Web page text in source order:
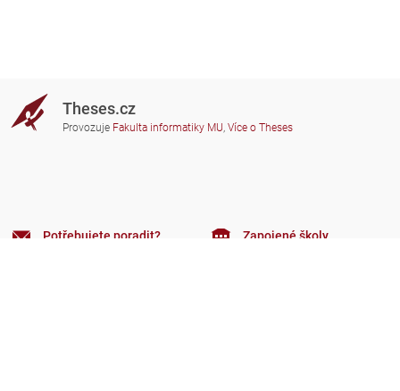
Theses.cz
Provozuje Fakulta informatiky MU, Více o Theses
Potřebujete poradit? Zapojené školy